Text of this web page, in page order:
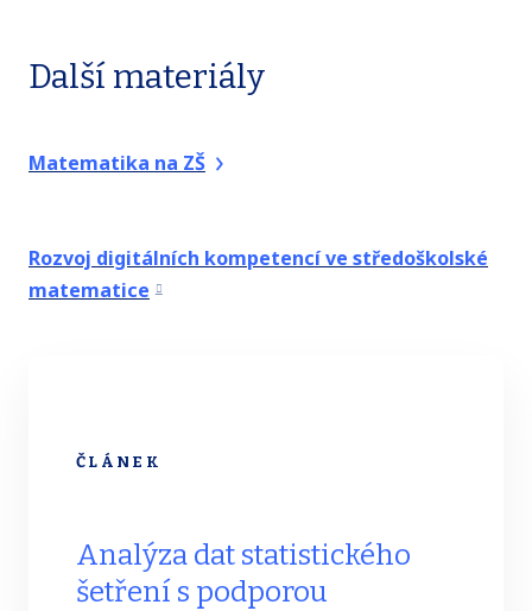
Další materiály
Matematika na ZŠ
Rozvoj digitálních kompetencí ve středoškolské
matematice
ČLÁNEK
Analýza dat statistického
šetření s podporou